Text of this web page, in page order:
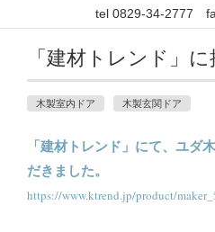
tel 0829-34-2777
「建材トレンド」
木製室内ドア 木製玄関ドア
「建材トレンド」にて、ユダ
だきました。
https://www.ktrend.jp/product/